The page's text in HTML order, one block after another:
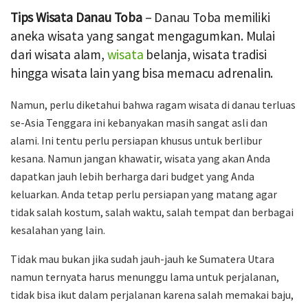
Tips Wisata Danau Toba– Danau Toba memiliki
aneka wisata yang sangat mengagumkan. Mulai
dari wisata alam, wisata belanja, wisata tradisi
hingga wisata lain yang bisa memacu adrenalin.
Namun, perlu diketahui bahwa ragam wisata di danau terluas
se-Asia Tenggara ini kebanyakan masih sangat asli dan
alami. Ini tentu perlu persiapan khusus untuk berlibur
kesana. Namun jangan khawatir, wisata yang akan Anda
dapatkan jauh lebih berharga dari budget yang Anda
keluarkan. Anda tetap perlu persiapan yang matang agar
tidak salah kostum, salah waktu, salah tempat dan berbagai
kesalahan yang lain.
Tidak mau bukan jika sudah jauh-jauh ke Sumatera Utara
namun ternyata harus menunggu lama untuk perjalanan,
tidak bisa ikut dalam perjalanan karena salah memakai baju,